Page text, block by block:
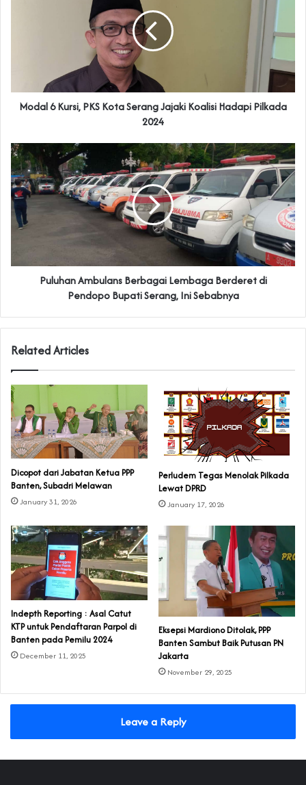
Modal 6 Kursi, PKS Kota Serang Jajaki Koalisi Hadapi Pilkada
2024
Puluhan Ambulans Berbagai Lembaga Berderet di
Pendopo Bupati Serang, Ini Sebabnya
Related Articles
Dicopot dari Jabatan Ketua PPP
Banten, Subadri Melawan
January 31, 2026
Perludem Tegas Menolak Pilkada
Lewat DPRD
January 17, 2026
Indepth Reporting : Asal Catut
KTP untuk Pendaftaran Parpol di
Banten pada Pemilu 2024
December 11, 2025
Eksepsi Mardiono Ditolak, PPP
Banten Sambut Baik Putusan PN
Jakarta
November 29, 2025
Leave a Reply